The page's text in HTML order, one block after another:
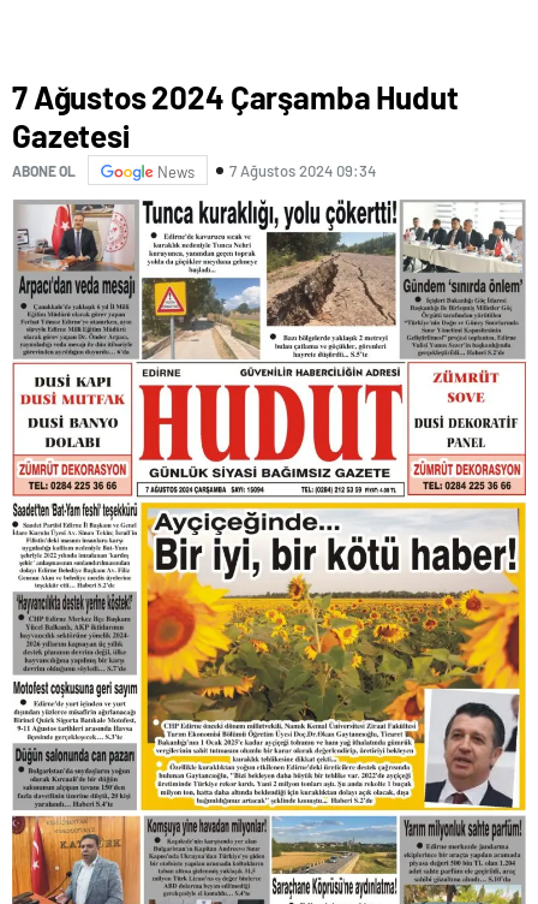
7 Ağustos 2024 Çarşamba Hudut
Gazetesi
ABONE OL News 7 Ağustos 2024 09:34